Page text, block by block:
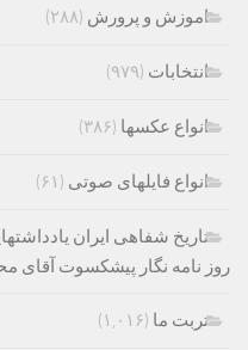
اموزش و پرورش (۲۸۸)
انتخابات (۹۷۹)
انواع عکسها (۳۸۶)
انواع فایلهای صوتی (۶۱)
تاریخ شفاهی ایران
روز نامه نگار پیشکسوت آقای
تربت ما (۱,۰۱۶)